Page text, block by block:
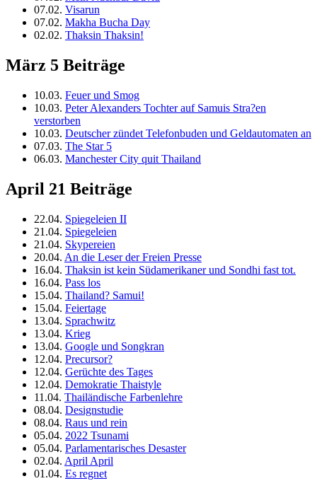
07.02. Visarun
07.02. Makha Bucha Day
02.02. Thaksin Thaksin!
März 5 Beiträge
10.03. Feuer und Smog
10.03. Peter Alexanders Tochter auf Samuis Stra?en
verstorben
10.03. Deutscher zündet Telefonbuden und Geldautomaten an
07.03. The Star 5
06.03. Manchester City quit Thailand
April 21 Beiträge
22.04. Spiegeleien II
21.04. Spiegeleien
21.04. Skypereien
20.04. An die Leser der Freien Presse
16.04. Thaksin ist kein Südamerikaner und Sondhi fast tot.
16.04. Pass los
15.04. Thailand? Samui!
15.04. Feiertage
13.04. Sprachwitz
13.04. Krieg
13.04. Google und Songkran
12.04. Precursor?
12.04. Gerüchte des Tages
12.04. Demokratie Thaistyle
11.04. Thailändische Farbenlehre
08.04. Designstudie
08.04. Raus und rein
05.04. 2022 Tsunami
05.04. Parlamentarisches Desaster
02.04. April April
01.04. Es regnet